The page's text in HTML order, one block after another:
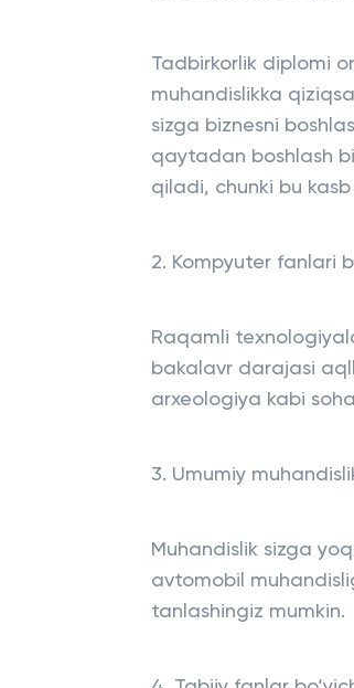
Tadbirkorlik diplomi
muhandislikka
sizga biznesni
qaytadan boshlash
qiladi, chunki bu
2. Kompyuter fanlari
Raqamli
bakalavr darajasi
arxeologiya kabi
3. Umumiy
Muhandislik sizga
avtomobil
tanlashingiz mumkin.